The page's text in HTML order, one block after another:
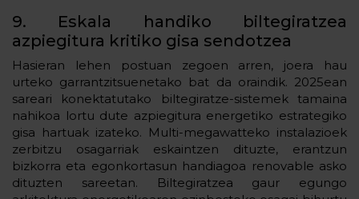
9. Eskala handiko biltegiratzea
azpiegitura kritiko gisa sendotzea
Hasieran lehen postuan zegoen arren, joera hau
urteko garrantzitsuenetako bat da oraindik. 2025ean
sareari konektatutako biltegiratze-sistemek tamaina
nahikoa lortu dute azpiegitura energetiko estrategiko
gisa hartuak izateko. Multi-megawatteko instalazioek
zerbitzu osagarriak eskaintzen dituzte, erantzun
bizkorra eta egonkortasun handiagoa renovable asko
dituzten sareetan. Biltegiratzea gaur egungo